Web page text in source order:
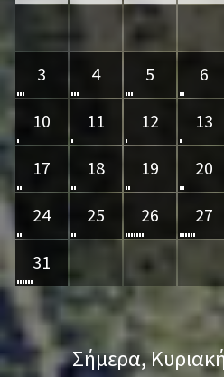
3
4 5 6
10
11 12 13
17
18 19 20
24
25 26 27
31
Σήμερα,